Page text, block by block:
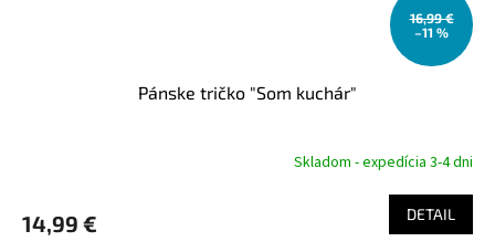
16,99 €
–11 %
Pánske tričko "Som kuchár"
Skladom - expedícia 3-4 dni
14,99 € DETAIL